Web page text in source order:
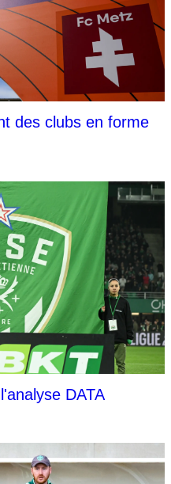
des clubs en forme
DATA